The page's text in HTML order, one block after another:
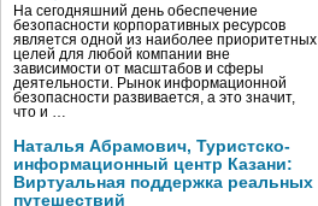
На сегодняшний день обеспечение
безопасности корпоративных ресурсов
является одной из наиболее приоритетных
целей для любой компании вне
зависимости от масштабов и сферы
деятельности. Рынок информационной
безопасности развивается, а это значит,
что и …
Наталья Абрамович, Туристско-
информационный центр Казани:
Виртуальная поддержка реальных
путешествий